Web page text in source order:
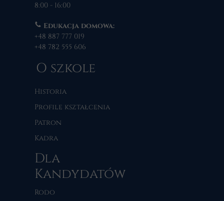
8:00 - 16:00
Edukacja domowa:
+48 887 777 019
+48 782 555 606
Dla
Kandydatów
Rodo
O szkole
Historia
Profile kształcenia
Patron
Kadra